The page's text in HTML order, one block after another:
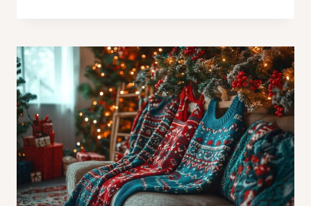
:
LE
BIJOU
PARFAIT
POUR
CÉLÉBRER
VOTRE
AMOUR